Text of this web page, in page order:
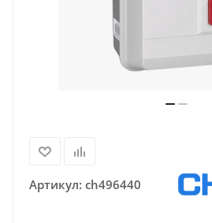
Артикул: ch496440